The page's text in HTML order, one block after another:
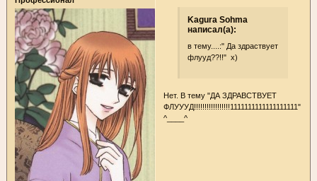
Kagura Sohma
написал(а):
в тему....:" Да здраствует
флууд??!!" х)
Нет. В тему "ДА ЗДРАВСТВУЕТ
ФЛУУУД!!!!!!!!!!!!!!!!!1111111111111111111"
^____^